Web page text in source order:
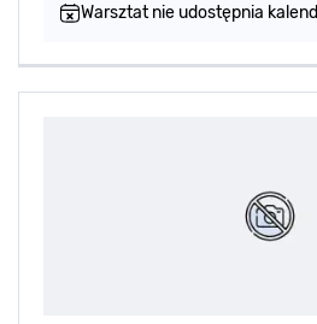
Warsztat nie udostępnia